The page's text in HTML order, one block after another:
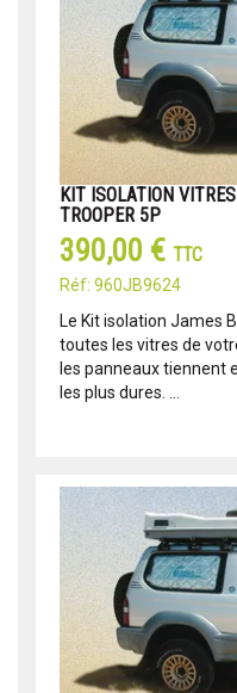
KIT ISOLATION
TROOPER 5P
390,00 € TTC
Réf: 960JB9624
Le Kit isolation James
toutes les vitres de
les panneaux tiennent
les plus dures. ...